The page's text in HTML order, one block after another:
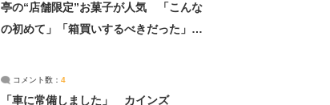
亭の“店舗限定”お菓子が人気 「こんな
の初めて」「箱買いするべきだった」
コメント数： 4
「車に常備しました」 カインズ